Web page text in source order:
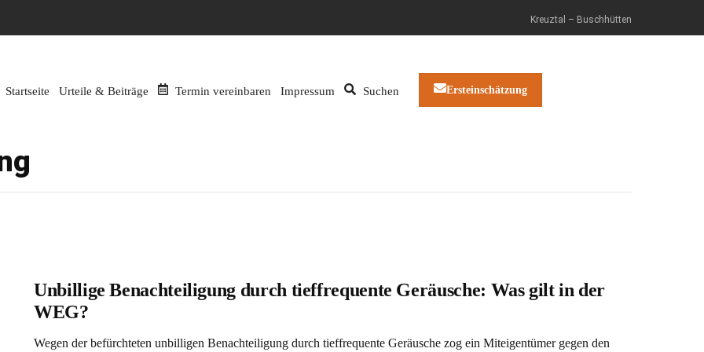
Kreuztal – Buschhütten
Startseite Urteile & Beiträge Termin vereinbaren Impressum Suchen Ersteinschätzung
Unbillige Benachteiligung durch tieffrequente Geräusche: Was gilt in der
WEG?
Wegen der befürchteten unbilligen Benachteiligung durch tieffrequente Geräusche zog ein Miteigentümer gegen den